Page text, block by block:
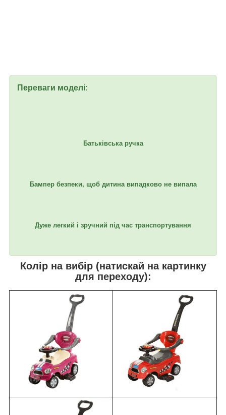
Переваги моделі:
Батьківська ручка
Бампер безпеки, щоб дитина випадково не випала
Дуже легкий і зручний під час транспортування
Колір на вибір (натискай на картинку
для переходу):